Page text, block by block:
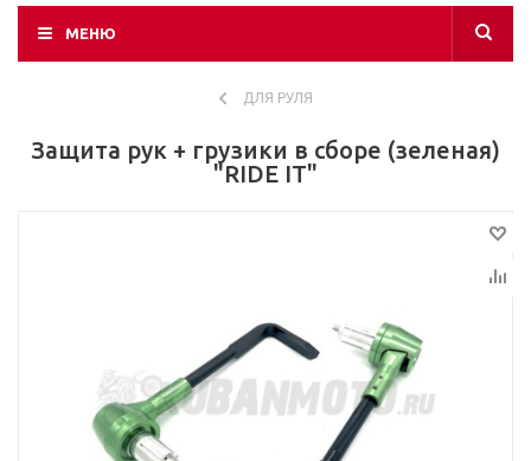
МЕНЮ
ДЛЯ РУЛЯ
Защита рук + грузики в сборе (зеленая)
"RIDE IT"